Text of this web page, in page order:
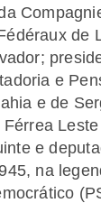
de
e
e de
e
na